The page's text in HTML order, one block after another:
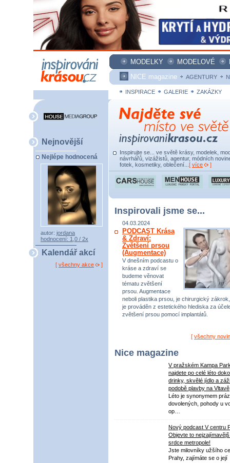
MODELKY MODELOVÉ
NICE magazine
AGENTURY
INSPIRACE GALERIE ZAKÁZKY
Nejnovější
Nejlépe hodnocená
autor: jordana
hodnocení: 1,0 / 2x
Kalendář akcí
[ všechny akce ]
Inspirujte se... ve světě krásy, modelek,
návrhářů, vizážistů, agentur, módních
fotek, kosmetiky, oblečení... [ více ]
Inspirovali jsme se...
04.03.2024
PODCAST Krása
& Zdraví:
Zvětšení prsou
(Augmentace)
V dnešním podcastu o
kráse a zdraví se
budeme věnovat
tématu zvětšení
prsou. Augmentace
neboli plastika prsou, je chirurgický
je prováděn z estetického hlediska za
zvětšení prsou pomocí implantátů.
[ všechny
Nice magazine
V pražském Kampa
najdete po celé léto
drinky, skvělé jídlo a
podobě plavby na Vltavě
Léto je synonymem
dovolených, pohody u
op…
Nový podcast V centru
Objevte to
srdce metropole!
Jste milovníky užšího
Prahy, zajímáte se o její